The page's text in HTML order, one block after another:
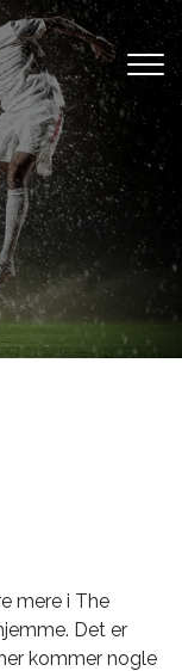
mere i The
Det er
kommer nogle